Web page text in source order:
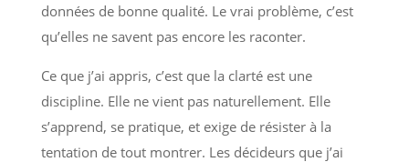
données de bonne qualité. Le vrai problème, c’est
qu’elles ne savent pas encore les raconter.
Ce que j’ai appris, c’est que la clarté est une
discipline. Elle ne vient pas naturellement. Elle
s’apprend, se pratique, et exige de résister à la
tentation de tout montrer. Les décideurs que j’ai